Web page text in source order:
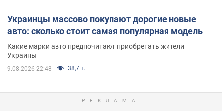
Украинцы массово покупают дорогие новые
авто: сколько стоит самая популярная модель
Какие марки авто предпочитают приобретать жители
Украины
9.08.2026 22:48 38,7 т.